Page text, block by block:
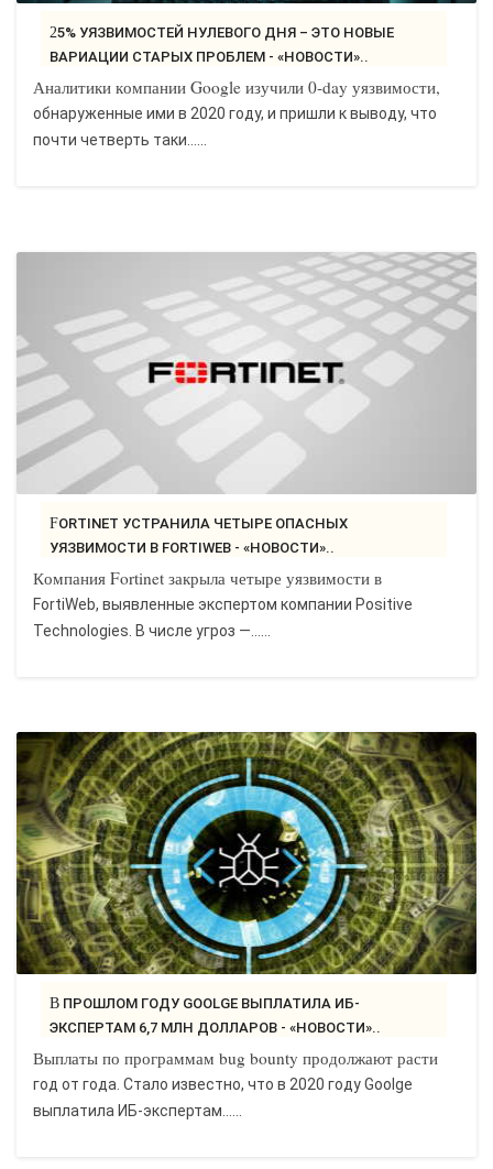
25% УЯЗВИМОСТЕЙ НУЛЕВОГО ДНЯ – ЭТО НОВЫЕ
ВАРИАЦИИ СТАРЫХ ПРОБЛЕМ - «НОВОСТИ»..
Аналитики компании Google изучили 0-day уязвимости,
обнаруженные ими в 2020 году, и пришли к выводу, что
почти четверть таки…...
FORTINET УСТРАНИЛА ЧЕТЫРЕ ОПАСНЫХ
УЯЗВИМОСТИ В FORTIWEB - «НОВОСТИ»..
Компания Fortinet закрыла четыре уязвимости в
FortiWeb, выявленные экспертом компании Positive
Technologies. В числе угроз —…...
В ПРОШЛОМ ГОДУ GOOLGE ВЫПЛАТИЛА ИБ-
ЭКСПЕРТАМ 6,7 МЛН ДОЛЛАРОВ - «НОВОСТИ»..
Выплаты по программам bug bounty продолжают расти
год от года. Стало известно, что в 2020 году Goolge
выплатила ИБ-экспертам…...